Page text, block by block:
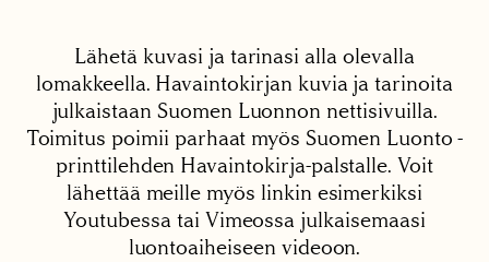
Lähetä kuvasi ja tarinasi alla olevalla
lomakkeella. Havaintokirjan kuvia ja tarinoita
julkaistaan Suomen Luonnon nettisivuilla.
Toimitus poimii parhaat myös Suomen Luonto -
printtilehden Havaintokirja-palstalle. Voit
lähettää meille myös linkin esimerkiksi
Youtubessa tai Vimeossa julkaisemaasi
luontoaiheiseen videoon.